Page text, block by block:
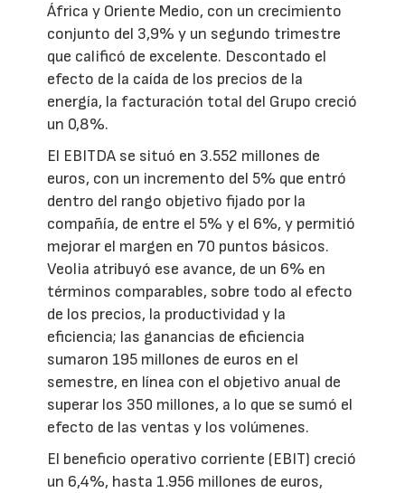
África y Oriente Medio, con un crecimiento
conjunto del 3,9% y un segundo trimestre
que calificó de excelente. Descontado el
efecto de la caída de los precios de la
energía, la facturación total del Grupo creció
un 0,8%.
El EBITDA se situó en 3.552 millones de
euros, con un incremento del 5% que entró
dentro del rango objetivo fijado por la
compañía, de entre el 5% y el 6%, y permitió
mejorar el margen en 70 puntos básicos.
Veolia atribuyó ese avance, de un 6% en
términos comparables, sobre todo al efecto
de los precios, la productividad y la
eficiencia; las ganancias de eficiencia
sumaron 195 millones de euros en el
semestre, en línea con el objetivo anual de
superar los 350 millones, a lo que se sumó el
efecto de las ventas y los volúmenes.
El beneficio operativo corriente (EBIT) creció
un 6,4%, hasta 1.956 millones de euros,